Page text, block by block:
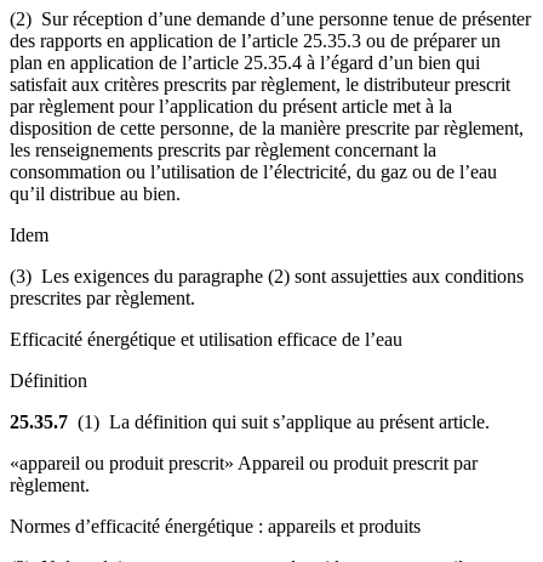
(2) Sur réception d’une demande d’une personne tenue de présenter
des rapports en application de l’article 25.35.3 ou de préparer un
plan en application de l’article 25.35.4 à l’égard d’un bien qui
satisfait aux critères prescrits par règlement, le distributeur prescrit
par règlement pour l’application du présent article met à la
disposition de cette personne, de la manière prescrite par règlement,
les renseignements prescrits par règlement concernant la
consommation ou l’utilisation de l’électricité, du gaz ou de l’eau
qu’il distribue au bien.
Idem
(3) Les exigences du paragraphe (2) sont assujetties aux conditions
prescrites par règlement.
Efficacité énergétique et utilisation efficace de l’eau
Définition
25.35.7 (1) La définition qui suit s’applique au présent article.
«appareil ou produit prescrit» Appareil ou produit prescrit par
règlement.
Normes d’efficacité énergétique : appareils et produits